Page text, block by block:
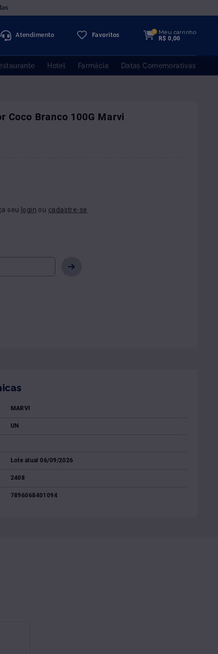
Atendimento Favoritos
0
Meu carrinho
R$ 0,00
Hotel Farmácia Datas Comemorativas
Coco Branco 100G Marvi
seu login ou cadastre-se
MARVI
UN
Lote atual 06/09/2026
2408
7896068401094